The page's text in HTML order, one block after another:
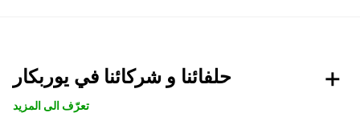
حلفائنا و شركائنا في يوربكار
تعرّف الى المزيد